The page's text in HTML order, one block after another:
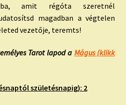
amit régóta szeretnél
magadban a végtelen
vezetője, teremts!
Tarot lapod a Mágus (klikk
születésnapig): 2